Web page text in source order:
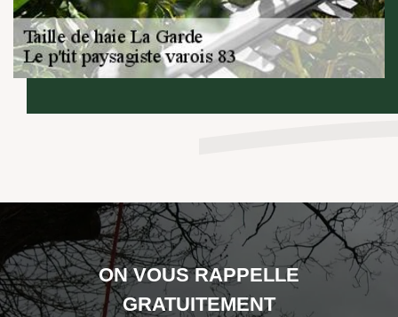
ON VOUS RAPPELLE
GRATUITEMENT